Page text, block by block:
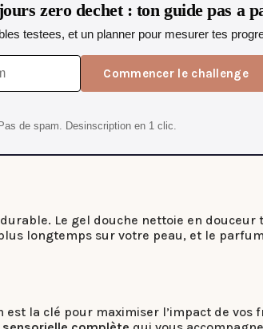
zero dechet : ton guide pas a
testees, et un planner pour mesurer tes
Commencer le challenge
Pas de spam. Desinscription en 1 clic.
Le gel douche nettoie en
longtemps sur votre peau, et le
est la clé pour maximiser l’impact de